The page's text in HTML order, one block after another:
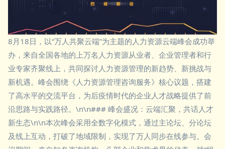
8月18日，以“万人共聚云端”为主题的人力资源云端峰会成功举
办，来自全国各地的上万名人力资源从业者、企业管理者和行
业专家齐聚线上，共同探讨人力资源管理的新趋势、新挑战与
新机遇。峰会围绕《人力资源管理咨询服务》核心议题，搭建
了高水平的交流平台，为后疫情时代的企业人才战略提供了前
沿思路与实践路径。\n\n### 峰会盛况：云端汇聚，共话人才
新生态\n\n本次峰会采用全数字化模式，通过主论坛、分论坛
及线上互动，打破了地域限制，实现了万人同步在线参与。会